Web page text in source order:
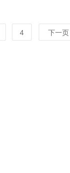
4 下一页